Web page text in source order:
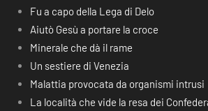
Fu a capo della Lega di Delo
Aiutò Gesù a portare la croce
Minerale che dà il rame
Un sestiere di Venezia
Malattia provocata da organismi intrusi
La località che vide la resa dei